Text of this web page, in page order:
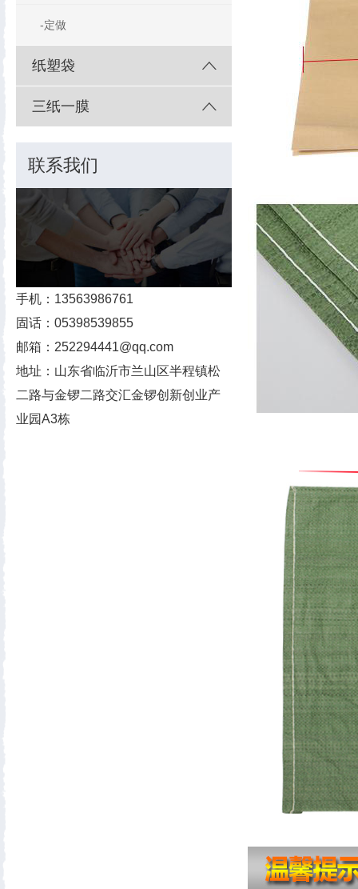
-定做
纸塑袋
三纸一膜
联系我们
手机：13563986761
固话：05398539855
邮箱：252294441@qq.com
地址：山东省临沂市兰山区半程镇松
二路与金锣二路交汇金锣创新创业产
业园A3栋